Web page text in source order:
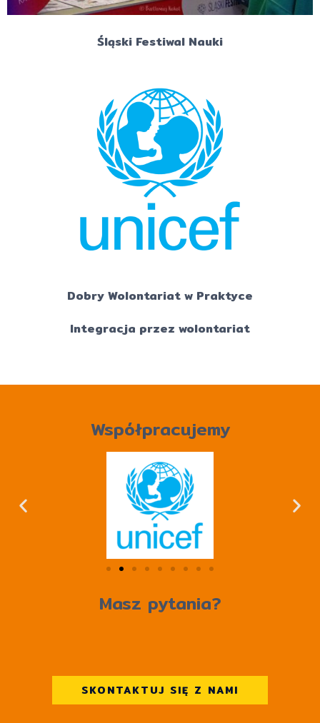
Śląski Festiwal Nauki
Dobry Wolontariat w Praktyce
Integracja przez wolontariat
Współpracujemy
Masz pytania?
SKONTAKTUJ SIĘ Z NAMI